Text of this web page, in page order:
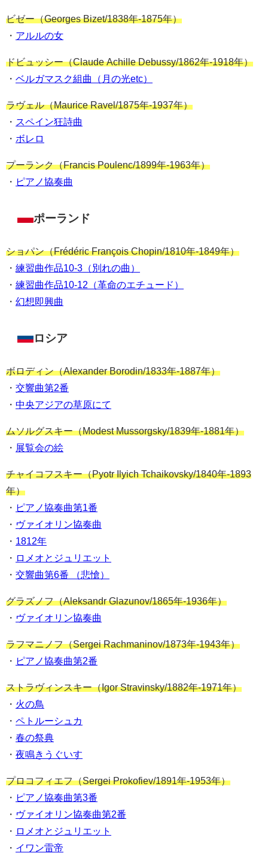
ビゼー（Georges Bizet/1838年-1875年）
・ アルルの女
ドビュッシー（Claude Achille Debussy/1862年-1918年）
・ ベルガマスク組曲（月の光etc）
ラヴェル（Maurice Ravel/1875年-1937年）
・ スペイン狂詩曲
・ ボレロ
プーランク（Francis Poulenc/1899年-1963年）
・ ピアノ協奏曲
ポーランド
ショパン（Frédéric François Chopin/1810年-1849年）
・ 練習曲作品10-3（別れの曲）
・ 練習曲作品10-12（革命のエチュード）
・ 幻想即興曲
ロシア
ボロディン（Alexander Borodin/1833年-1887年）
・ 交響曲第2番
・ 中央アジアの草原にて
ムソルグスキー（Modest Mussorgsky/1839年-1881年）
・ 展覧会の絵
チャイコフスキー（Pyotr Ilyich Tchaikovsky/1840年-1893
年）
・ ピアノ協奏曲第1番
・ ヴァイオリン協奏曲
・ 1812年
・ ロメオとジュリエット
・ 交響曲第6番 （悲愴）
グラズノフ（Aleksandr Glazunov/1865年-1936年）
・ ヴァイオリン協奏曲
ラフマニノフ（Sergei Rachmaninov/1873年-1943年）
・ ピアノ協奏曲第2番
ストラヴィンスキー（Igor Stravinsky/1882年-1971年）
・ 火の鳥
・ ペトルーシュカ
・ 春の祭典
・ 夜鳴きうぐいす
プロコフィエフ（Sergei Prokofiev/1891年-1953年）
・ ピアノ協奏曲第3番
・ ヴァイオリン協奏曲第2番
・ ロメオとジュリエット
・ イワン雷帝